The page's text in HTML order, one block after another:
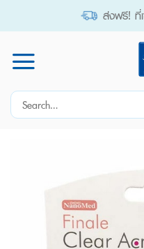
ส่งฟรี! ที่
Search